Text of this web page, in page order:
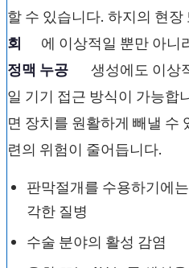
할 수 있습니다. 하지의 현장
회
에 이상적일 뿐만 아니
정맥 누공
생성에도 이상
일 기기 접근 방식이 가능합
면 장치를 원활하게 빼낼 수
련의 위험이 줄어듭니다.
판막절개를 수용하기에
각한 질병
수술 분야의 활성 감염